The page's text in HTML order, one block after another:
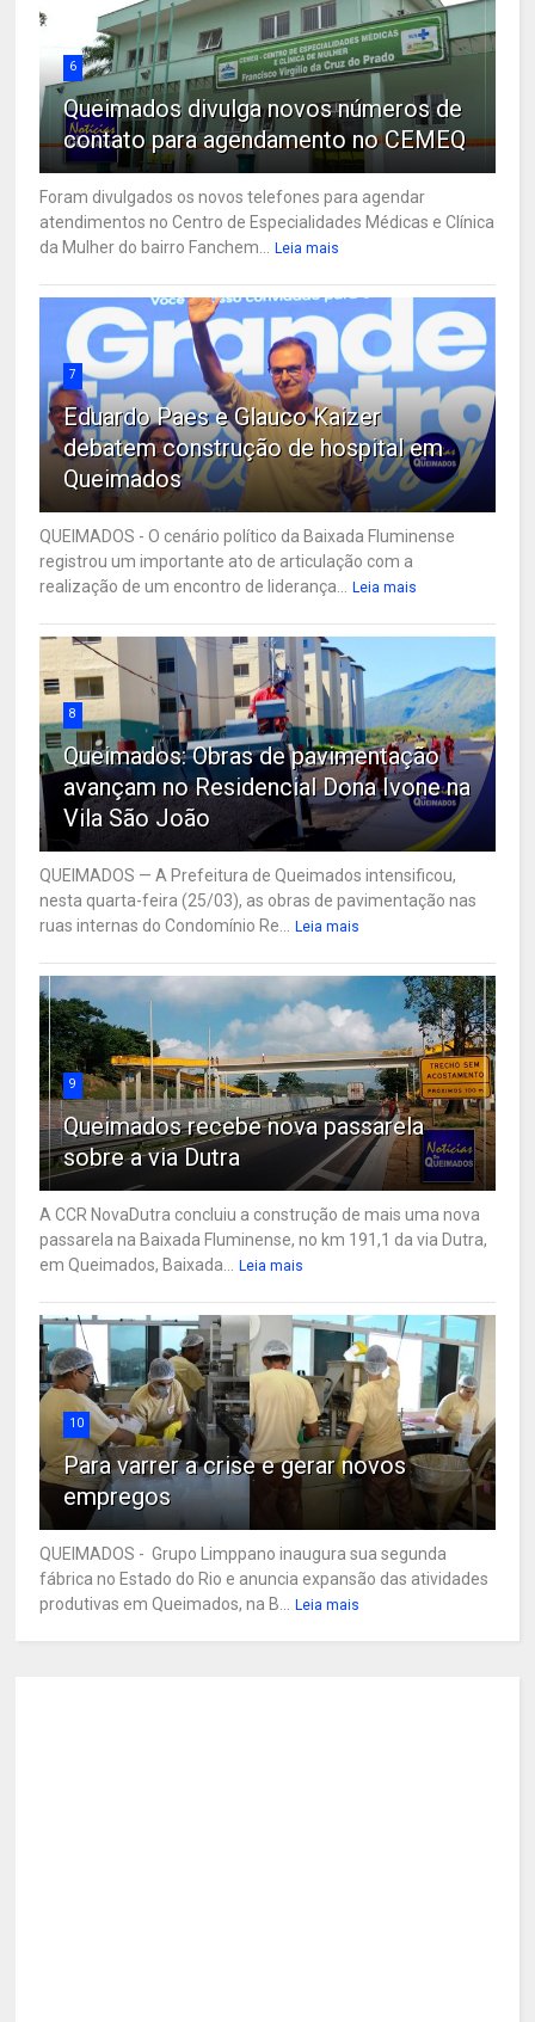
6
Queimados divulga novos números de
contato para agendamento no CEMEQ
Foram divulgados os novos telefones para agendar
atendimentos no Centro de Especialidades Médicas e Clínica
da Mulher do bairro Fanchem...
Leia mais
7
Eduardo Paes e Glauco Kaizer
debatem construção de hospital em
Queimados
QUEIMADOS - O cenário político da Baixada Fluminense
registrou um importante ato de articulação com a
realização de um encontro de liderança...
Leia mais
8
Queimados: Obras de pavimentação
avançam no Residencial Dona Ivone na
Vila São João
QUEIMADOS — A Prefeitura de Queimados intensificou,
nesta quarta-feira (25/03), as obras de pavimentação nas
ruas internas do Condomínio Re...
Leia mais
9
Queimados recebe nova passarela
sobre a via Dutra
A CCR NovaDutra concluiu a construção de mais uma nova
passarela na Baixada Fluminense, no km 191,1 da via Dutra,
em Queimados, Baixada...
Leia mais
10
Para varrer a crise e gerar novos
empregos
QUEIMADOS - Grupo Limppano inaugura sua segunda
fábrica no Estado do Rio e anuncia expansão das atividades
produtivas em Queimados, na B...
Leia mais